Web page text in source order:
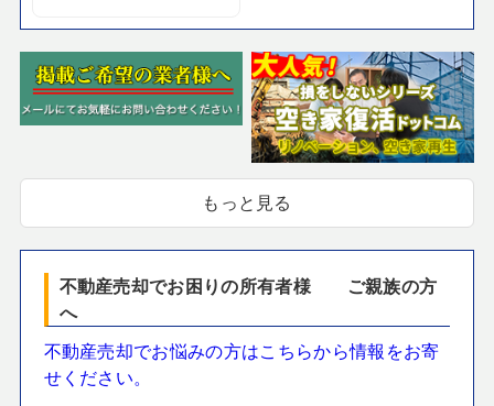
もっと見る
不動産売却でお困りの所有者様 ご親族の方
へ
不動産売却でお悩みの方はこちらから情報をお寄
せください。